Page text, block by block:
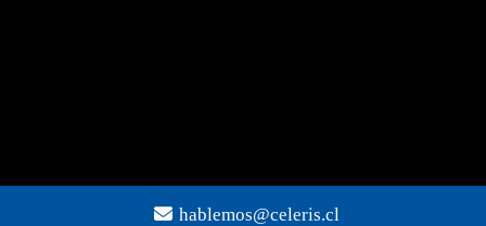
hablemos@celeris.cl